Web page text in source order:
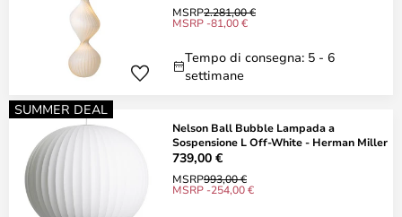
MSRP2.281,00 €
MSRP -81,00 €
Tempo di consegna: 5 - 6
settimane
SUMMER DEAL
Nelson Ball Bubble Lampada a
Sospensione L Off-White - Herman Miller
739,00 €
MSRP993,00 €
MSRP -254,00 €